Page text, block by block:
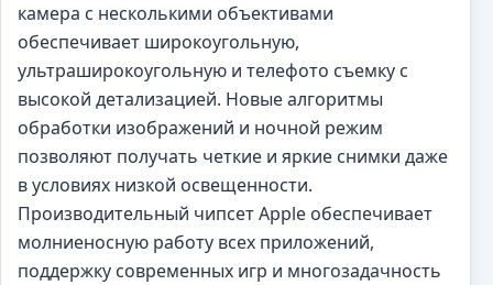
камера с несколькими объективами
обеспечивает широкоугольную,
ультраширокоугольную и телефото съемку с
высокой детализацией. Новые алгоритмы
обработки изображений и ночной режим
позволяют получать четкие и яркие снимки даже
в условиях низкой освещенности.
Производительный чипсет Apple обеспечивает
молниеносную работу всех приложений,
поддержку современных игр и многозадачность